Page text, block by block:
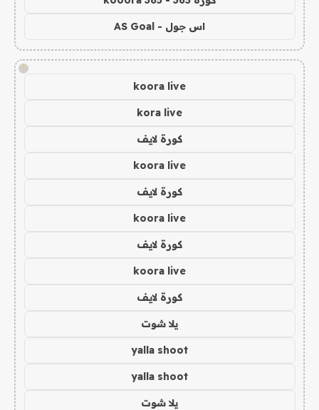
اس جول - AS Goal
!
koora live
kora live
كورة لايف
koora live
كورة لايف
koora live
كورة لايف
koora live
كورة لايف
يلا شوت
yalla shoot
yalla shoot
يلا شوت